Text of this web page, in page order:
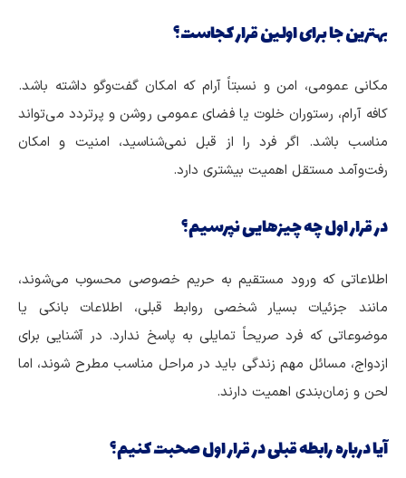
بهترین جا برای اولین قرار کجاست؟
مکانی عمومی، امن و نسبتاً آرام که امکان گفت‌وگو داشته باشد.
کافه آرام، رستوران خلوت یا فضای عمومی روشن و پرتردد می‌تواند
مناسب باشد. اگر فرد را از قبل نمی‌شناسید، امنیت و امکان
رفت‌وآمد مستقل اهمیت بیشتری دارد.
در قرار اول چه چیزهایی نپرسیم؟
اطلاعاتی که ورود مستقیم به حریم خصوصی محسوب می‌شوند،
مانند جزئیات بسیار شخصی روابط قبلی، اطلاعات بانکی یا
موضوعاتی که فرد صریحاً تمایلی به پاسخ ندارد. در آشنایی برای
ازدواج، مسائل مهم زندگی باید در مراحل مناسب مطرح شوند، اما
لحن و زمان‌بندی اهمیت دارند.
آیا درباره رابطه قبلی در قرار اول صحبت کنیم؟